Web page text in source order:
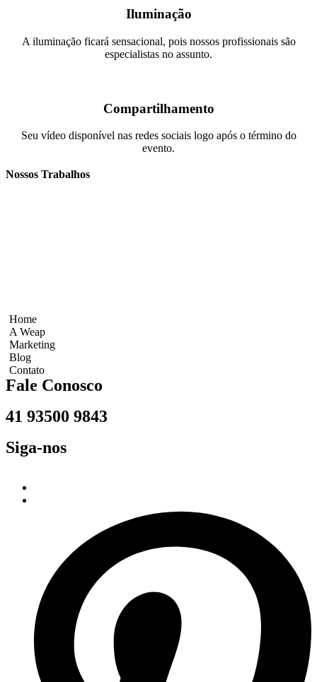
Iluminação
A iluminação ficará sensacional, pois nossos profissionais são
especialistas no assunto.
Compartilhamento
Seu vídeo disponível nas redes sociais logo após o término do
evento.
Nossos Trabalhos
Home
A Weap
Marketing
Blog
Contato
Fale Conosco
41 93500 9843
Siga-nos